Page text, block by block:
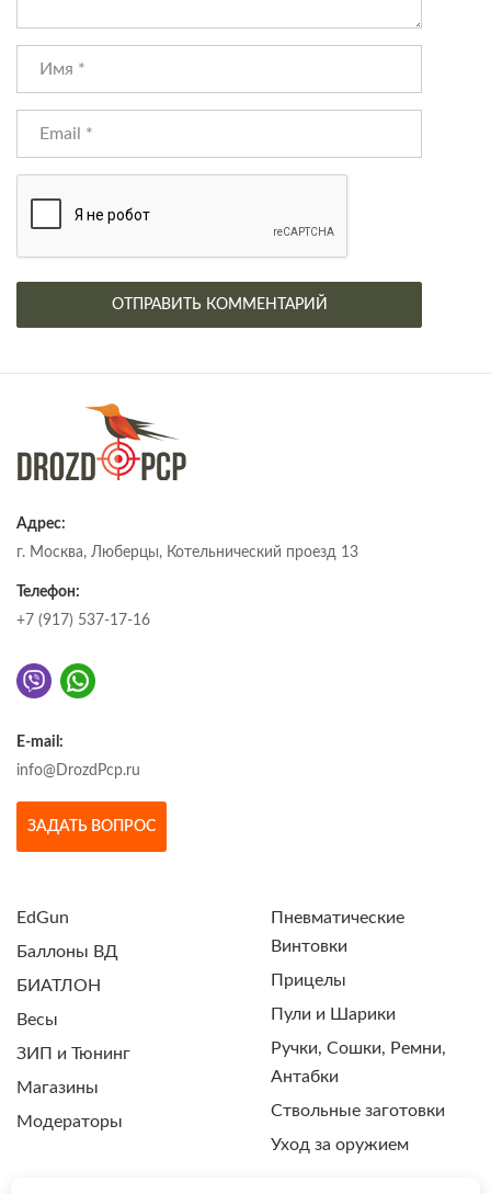
Адрес:
г. Москва, Люберцы, Котельнический проезд 13
Телефон:
+7 (917) 537-17-16
E-mail:
info@DrozdPcp.ru
ЗАДАТЬ ВОПРОС
EdGun
Баллоны ВД
БИАТЛОН
Весы
ЗИП и Тюнинг
Магазины
Модераторы
Пневматические
Винтовки
Прицелы
Пули и Шарики
Ручки, Сошки, Ремни,
Антабки
Ствольные заготовки
Уход за оружием